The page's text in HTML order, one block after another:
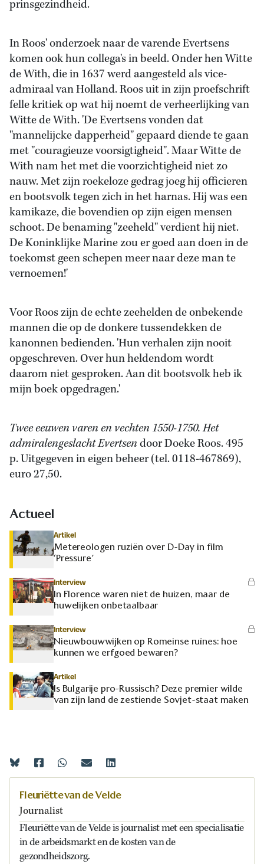
prinsgezindheid.
In Roos' onderzoek naar de varende Evertsens
komen ook hun collega's in beeld. Onder hen Witte
de With, die in 1637 werd aangesteld als vice-
admiraal van Holland. Roos uit in zijn proefschrift
felle kritiek op wat hij noemt de verheerlijking van
Witte de With. 'De Evertsens vonden dat
''mannelijcke dapperheid'' gepaard diende te gaan
met ''couragieuze voorsigtigheid''. Maar Witte de
With nam het met die voorzichtigheid niet zo
nauw. Met zijn roekeloze gedrag joeg hij officieren
en bootsvolk tegen zich in het harnas. Hij was een
kamikaze, die bovendien op zijn eigen mensen
schoot. De benaming ''zeeheld'' verdient hij niet.
De Koninklijke Marine zou er goed aan doen in de
toekomst geen schepen meer naar deze man te
vernoemen!'
Voor Roos zijn de echte zeehelden de onbekende
mannen die op de donkere tussendekken de
kanonnen bedienden. 'Hun verhalen zijn nooit
opgeschreven. Over hun heldendom wordt
daarom niet gesproken. Aan dit bootsvolk heb ik
mijn boek opgedragen.'
Twee eeuwen varen en vechten 1550-1750. Het
admiralengeslacht Evertsendoor Doeke Roos. 495
p. Uitgegeven in eigen beheer (tel. 0118-467869),
euro 27,50.
Actueel
Artikel
Metereologen ruziën over D-Day in film
‘Pressure’
Interview
In Florence waren niet de huizen, maar de
huwelijken onbetaalbaar
Interview
Nieuwbouwwijken op Romeinse ruïnes: hoe
kunnen we erfgoed bewaren?
Artikel
Is Bulgarije pro-Russisch? Deze premier wilde
van zijn land de zestiende Sovjet-staat maken
Fleuriëtte van de Velde
Journalist
Fleuriëtte van de Velde is journalist met een specialisatie
in de arbeidsmarkt en de kosten van de
gezondheidszorg.